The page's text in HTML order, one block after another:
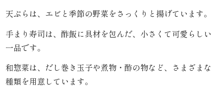
品
一
お
天ぷらは、エビと季節の野菜をさっくりと揚げています。
手まり寿司は、酢飯に具材を包んだ、小さくて可愛らしい
一品です。
和惣菜は、だし巻き玉子や煮物・酢の物など、さまざまな
種類を用意しています。